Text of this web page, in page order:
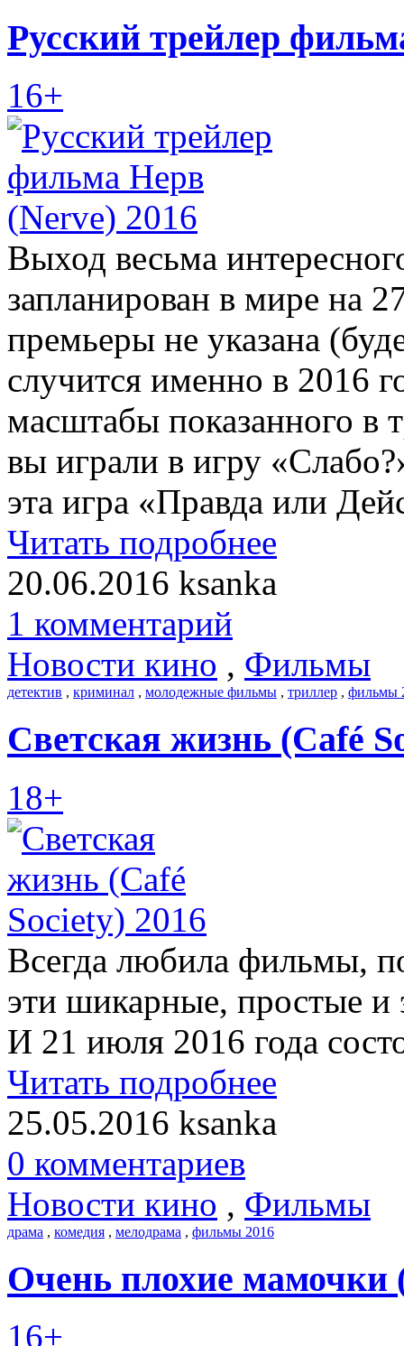
Русский трейлер
16+
Выход весьма
запланирован в мире на
премьеры не указана
случится именно в 2016
масштабы показанного в
вы играли в игру
эта игра «Правда или
Читать подробнее
20.06.2016 ksanka
1 комментарий
Новости кино , Фильмы
детектив , криминал , молодежные фильмы , триллер , фильмы
Светская жизнь (Café
18+
Всегда любила фильмы,
эти шикарные, простые и
И 21 июля 2016 года
Читать подробнее
25.05.2016 ksanka
0 комментариев
Новости кино , Фильмы
драма , комедия , мелодрама , фильмы 2016
Очень плохие мамочки
16+